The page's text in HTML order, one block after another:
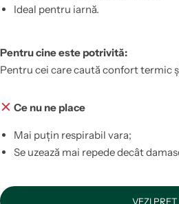
Ideal pentru iarnă.
Pentru cine este potrivită:
Pentru cei care caută confort termic
Ce nu ne place
Mai puțin respirabil vara;
Se uzează mai repede decât
VEZI PREȚ